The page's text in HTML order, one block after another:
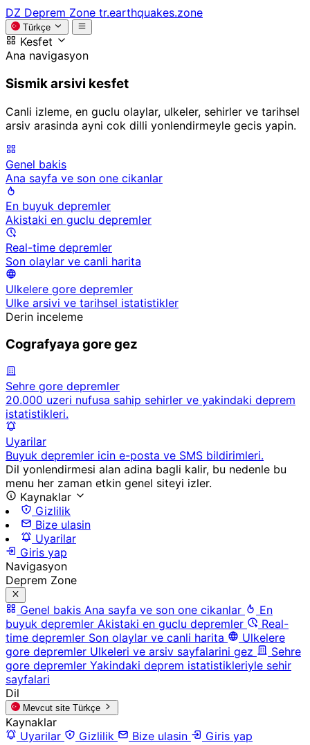
DZ Deprem Zone tr.earthquakes.zone
Türkçe
Kesfet
Ana navigasyon
Sismik arsivi kesfet
Canli izleme, en guclu olaylar, ulkeler, sehirler ve tarihsel
arsiv arasinda ayni cok dilli yonlendirmeyle gecis yapin.
Genel bakis
Ana sayfa ve son one cikanlar
En buyuk depremler
Akistaki en guclu depremler
Real-time depremler
Son olaylar ve canli harita
Ulkelere gore depremler
Ulke arsivi ve tarihsel istatistikler
Derin inceleme
Cografyaya gore gez
Sehre gore depremler
20.000 uzeri nufusa sahip sehirler ve yakindaki deprem
istatistikleri.
Uyarilar
Buyuk depremler icin e-posta ve SMS bildirimleri.
Dil yonlendirmesi alan adina bagli kalir, bu nedenle bu
menu her zaman etkin genel siteyi izler.
Kaynaklar
Gizlilik
Bize ulasin
Uyarilar
Giris yap
Navigasyon
Deprem Zone
Genel bakis Ana sayfa ve son one cikanlar
En
buyuk depremler Akistaki en guclu depremler
Real-
time depremler Son olaylar ve canli harita
Ulkelere
gore depremler Ulkeleri ve arsiv sayfalarini gez
Sehre
gore depremler Yakindaki deprem istatistikleriyle sehir
sayfalari
Dil
Mevcut site Türkçe
Kaynaklar
Uyarilar
Gizlilik Bize ulasin
Giris yap